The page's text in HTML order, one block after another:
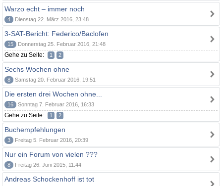
Warzo echt – immer noch
4 Dienstag 22. März 2016, 23:48
3-SAT-Bericht: Federico/Baclofen
15 Donnerstag 25. Februar 2016, 21:48
Gehe zu Seite: 1 2
Sechs Wochen ohne
8 Samstag 20. Februar 2016, 19:51
Die ersten drei Wochen ohne...
16 Sonntag 7. Februar 2016, 16:33
Gehe zu Seite: 1 2
Buchempfehlungen
3 Freitag 5. Februar 2016, 20:39
Nur ein Forum von vielen ???
8 Freitag 26. Juni 2015, 11:44
Andreas Schockenhoff ist tot